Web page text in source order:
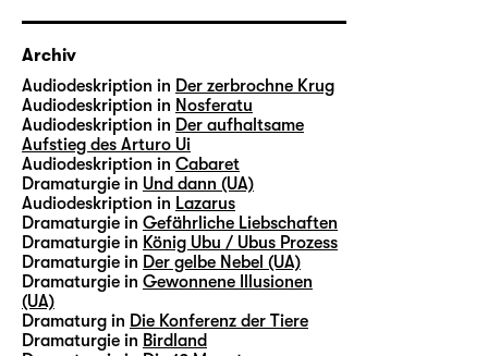
Archiv
Audiodeskription in Der zerbrochne Krug
Audiodeskription in Nosferatu
Audiodeskription in Der aufhaltsame
Aufstieg des Arturo Ui
Audiodeskription in Cabaret
Dramaturgie in Und dann (UA)
Audiodeskription in Lazarus
Dramaturgie in Gefährliche Liebschaften
Dramaturgie in König Ubu / Ubus Prozess
Dramaturgie in Der gelbe Nebel (UA)
Dramaturgie in Gewonnene Illusionen
(UA)
Dramaturg in Die Konferenz der Tiere
Dramaturgie in Birdland